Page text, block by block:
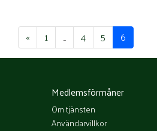
« 1 … 4 5 6
Medlemsförmåner
Om tjänsten
Användarvillkor